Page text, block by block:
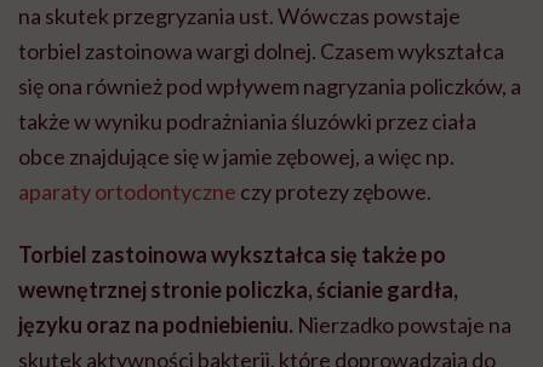
na skutek przegryzania ust. Wówczas powstaje
torbiel zastoinowa wargi dolnej. Czasem wykształca
się ona również pod wpływem nagryzania policzków, a
także w wyniku podrażniania śluzówki przez ciała
obce znajdujące się w jamie zębowej, a więc np.
aparaty ortodontyczne czy protezy zębowe.
Torbiel zastoinowa wykształca się także po
wewnętrznej stronie policzka, ścianie gardła,
języku oraz na podniebieniu. Nierzadko powstaje na
skutek aktywności bakterii, które doprowadzają do